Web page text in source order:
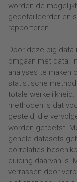
worden de
gedetailleerder en
rapporteren.
Door deze big data
omgaan met data.
analyses te maken
statistische
totale
methoden is dat
gesteld, die
worden getoetst.
gehele datasets
correlaties
duiding daarvan is.
verrassen door